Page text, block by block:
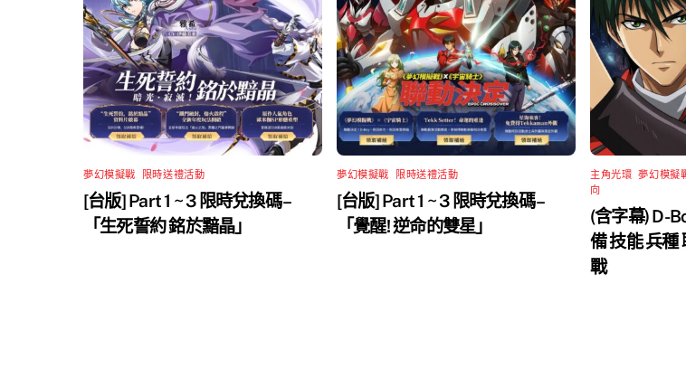
夢幻模擬戰 限時送禮活動
[台版] Part 1 ~ 3 限時兌換碼 –
「生死誓約 銘於黯晶」
夢幻模擬戰 限時送禮活動
[台版] Part 1 ~ 3 限時兌換碼 –
「覺醒! 逆命的雙星」
主角光環 ,夢幻模擬
向
(含字幕) D-
備 技能 兵種
戰